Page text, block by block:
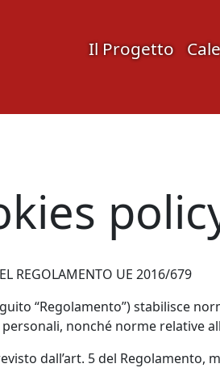
Il Progetto
REGOLAMENTO UE 2016/679
“Regolamento”) stabilisce
nonché norme relative
dall’art. 5 del Regolamento,